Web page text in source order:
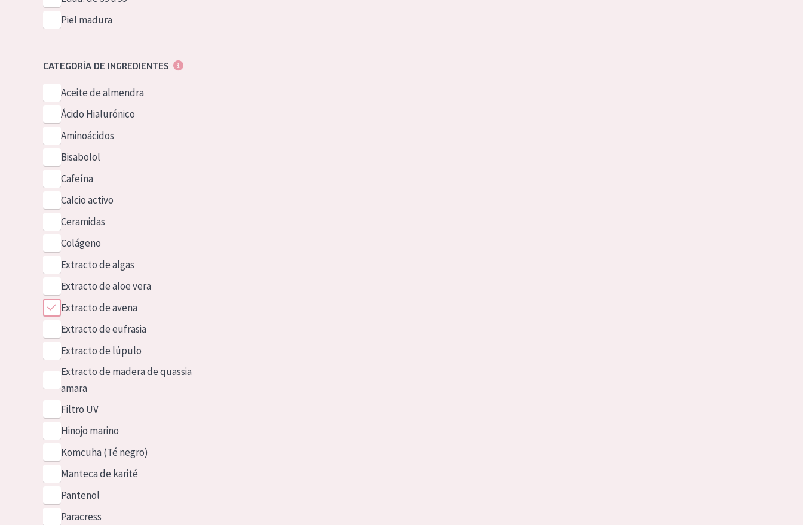
Piel madura
CATEGORÍA DE INGREDIENTES
Aceite de almendra
Ácido Hialurónico
Aminoácidos
Bisabolol
Cafeína
Calcio activo
Ceramidas
Colágeno
Extracto de algas
Extracto de aloe vera
Extracto de avena
Extracto de eufrasia
Extracto de lúpulo
Extracto de madera de quassia
amara
Filtro UV
Hinojo marino
Komcuha (Té negro)
Manteca de karité
Pantenol
Paracress